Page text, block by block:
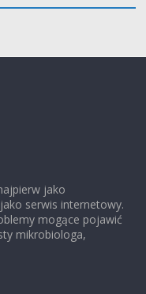
jako
serwis internetowy.
mogące pojawić
mikrobiologa,